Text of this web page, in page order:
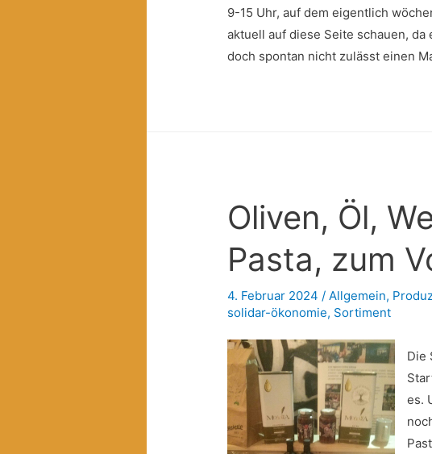
9-15 Uhr, auf dem eigentlich
aktuell auf diese Seite schauen, da
doch spontan nicht zulässt einen
Oliven, Öl,
Pasta, zum
4. Februar 2024 /Allgemein,
solidar-ökonomie, Sortiment
Die
es.